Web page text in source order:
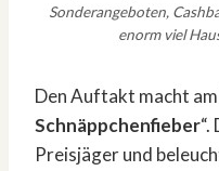
Sonderangeboten,
enorm viel
Den Auftakt macht am
Schnäppchenfieber
Preisjäger und